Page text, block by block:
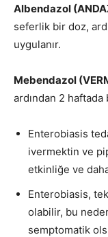
Albendazol
seferlik bir doz,
uygulanır.
Mebendazol
ardından 2
Enterobiasis
ivermektin ve
etkinliğe ve
Enterobiasis,
olabilir, bu
semptomatik